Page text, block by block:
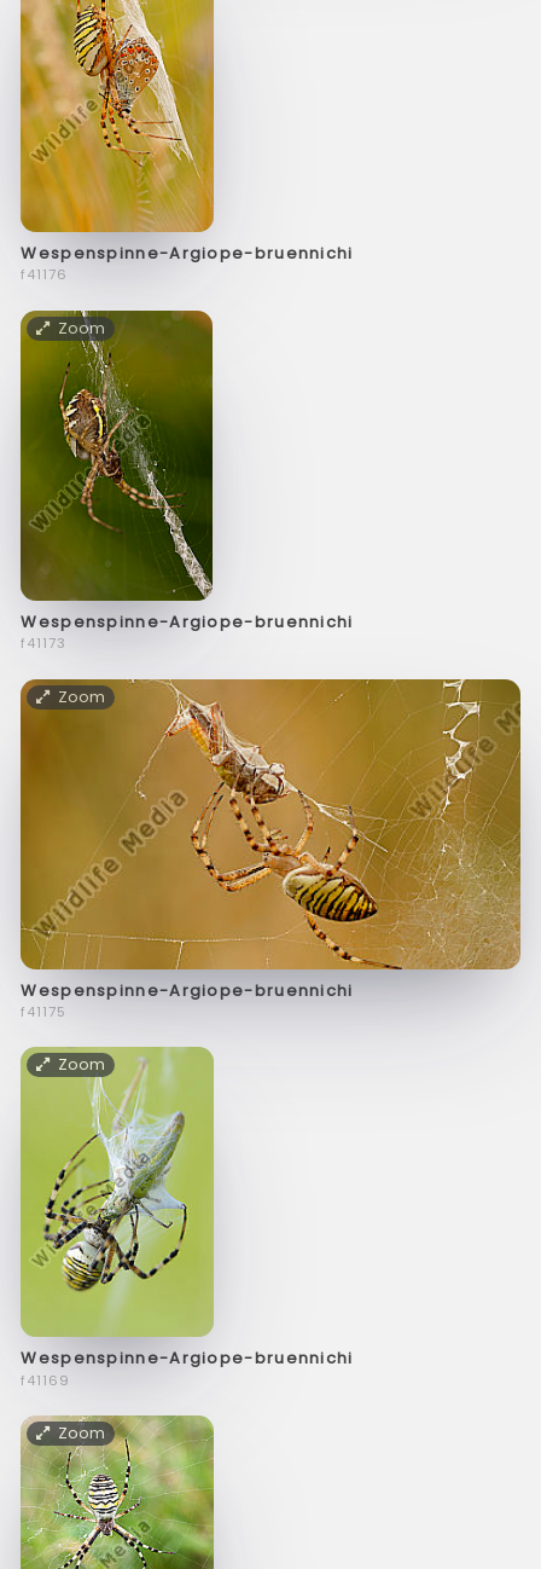
Wespenspinne-Argiope-bruennichi
f41176
Zoom
Wespenspinne-Argiope-bruennichi
f41173
Zoom
Wespenspinne-Argiope-bruennichi
f41175
Zoom
Wespenspinne-Argiope-bruennichi
f41169
Zoom